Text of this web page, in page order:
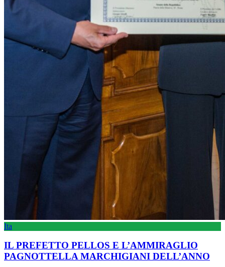
Ita
IL PREFETTO PELLOS E L’AMMIRAGLIO
PAGNOTTELLA MARCHIGIANI DELL’ANNO